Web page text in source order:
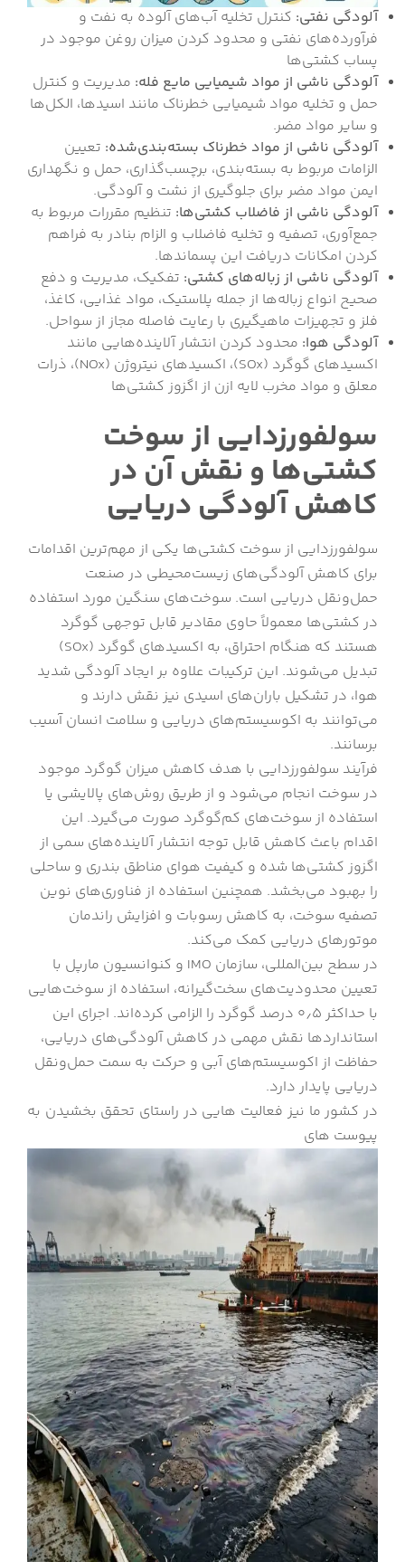
آلودگی نفتی: کنترل تخلیه آب‌های آلوده به نفت و
فرآورده‌های نفتی و محدود کردن میزان روغن موجود در
پساب کشتی‌ها
آلودگی ناشی از مواد شیمیایی مایع فله: مدیریت و کنترل
حمل و تخلیه مواد شیمیایی خطرناک مانند اسیدها، الکل‌ها
و سایر مواد مضر.
آلودگی ناشی از مواد خطرناک بسته‌بندی‌شده: تعیین
الزامات مربوط به بسته‌بندی، برچسب‌گذاری، حمل و نگهداری
ایمن مواد مضر برای جلوگیری از نشت و آلودگی.
آلودگی ناشی از فاضلاب کشتی‌ها: تنظیم مقررات مربوط به
جمع‌آوری، تصفیه و تخلیه فاضلاب و الزام بنادر به فراهم
کردن امکانات دریافت این پسماندها.
آلودگی ناشی از زباله‌های کشتی: تفکیک، مدیریت و دفع
صحیح انواع زباله‌ها از جمله پلاستیک، مواد غذایی، کاغذ،
فلز و تجهیزات ماهیگیری با رعایت فاصله مجاز از سواحل.
آلودگی هوا: محدود کردن انتشار آلاینده‌هایی مانند
اکسیدهای گوگرد (SOx)، اکسیدهای نیتروژن (NOx)، ذرات
معلق و مواد مخرب لایه ازن از اگزوز کشتی‌ها
سولفورزدایی از سوخت
کشتی‌ها و نقش آن در
کاهش آلودگی دریایی
سولفورزدایی از سوخت کشتی‌ها یکی از مهم‌ترین اقدامات
برای کاهش آلودگی‌های زیست‌محیطی در صنعت
حمل‌ونقل دریایی است. سوخت‌های سنگین مورد استفاده
در کشتی‌ها معمولاً حاوی مقادیر قابل توجهی گوگرد
هستند که هنگام احتراق، به اکسیدهای گوگرد (SOx)
تبدیل می‌شوند. این ترکیبات علاوه بر ایجاد آلودگی شدید
هوا، در تشکیل باران‌های اسیدی نیز نقش دارند و
می‌توانند به اکوسیستم‌های دریایی و سلامت انسان آسیب
برسانند.
فرآیند سولفورزدایی با هدف کاهش میزان گوگرد موجود
در سوخت انجام می‌شود و از طریق روش‌های پالایشی یا
استفاده از سوخت‌های کم‌گوگرد صورت می‌گیرد. این
اقدام باعث کاهش قابل توجه انتشار آلاینده‌های سمی از
اگزوز کشتی‌ها شده و کیفیت هوای مناطق بندری و ساحلی
را بهبود می‌بخشد. همچنین استفاده از فناوری‌های نوین
تصفیه سوخت، به کاهش رسوبات و افزایش راندمان
موتورهای دریایی کمک می‌کند.
در سطح بین‌المللی، سازمان IMO و کنوانسیون مارپل با
تعیین محدودیت‌های سخت‌گیرانه، استفاده از سوخت‌هایی
با حداکثر ۰٫۵ درصد گوگرد را الزامی کرده‌اند. اجرای این
استانداردها نقش مهمی در کاهش آلودگی‌های دریایی،
حفاظت از اکوسیستم‌های آبی و حرکت به سمت حمل‌ونقل
دریایی پایدار دارد.
در کشور ما نیز فعالیت هایی در راستای تحقق بخشیدن به
پیوست های